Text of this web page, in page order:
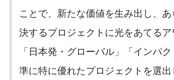
ことで、新たな価値を生み出し、
決するプロジェクトに光をあてるア
「日本発・グローバル」「インパ
準に特に優れたプロジェクトを選